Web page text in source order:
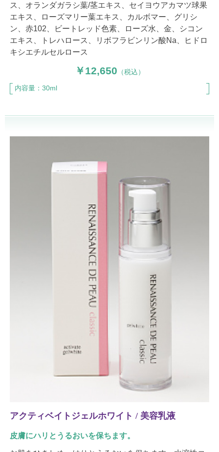
ス、オランダガラシ葉/茎エキス、セイヨウアカマツ球果
エキス、ローズマリー葉エキス、カルボマー、グリシ
ン、赤102、ビートレッド色素、ローズ水、金、シコン
エキス、トレハロース、リボフラビンリン酸Na、ヒドロ
キシエチルセルロース
12,650 （税込）
内容量：30ml
アクティベイトジェルホワイト / 美容乳液
皮膚にハリとうるおいを保ちます。